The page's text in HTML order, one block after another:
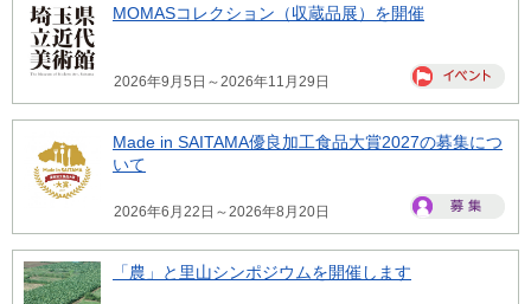
MOMASコレクション（収蔵品展）を開催
2026年9月5日～2026年11月29日
Made in SAITAMA優良加工食品大賞2027の募集につ
いて
2026年6月22日～2026年8月20日
「農」と里山シンポジウムを開催します